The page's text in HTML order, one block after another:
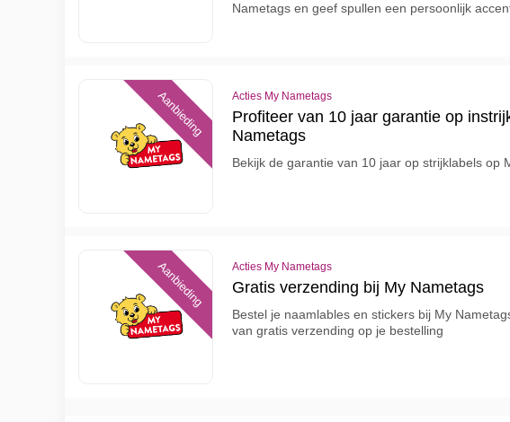
Nametags en geef spullen een persoonlijk
Aanbieding Acties My Nametags
Profiteer van 10 jaar garantie op
Nametags
Bekijk de garantie van 10 jaar op strijklabels op
Aanbieding Acties My Nametags
Gratis verzending bij My Nametags
Bestel je naamlables en stickers bij My
van gratis verzending op je bestelling